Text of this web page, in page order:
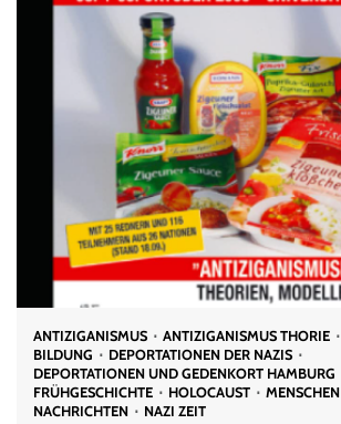
ANTIZIGANISMUS ANTIZIGANISMUS THORIE
BILDUNG
DEPORTATIONEN DER NAZIS
DEPORTATIONEN UND GEDENKORT HAMBURG
FRÜHGESCHICHTE
HOLOCAUST
MENSCHEN
NACHRICHTEN
NAZI ZEIT